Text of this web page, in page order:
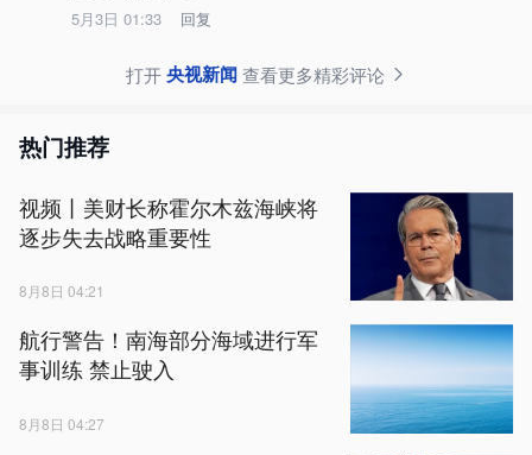
5月3日 01:33 回复
打开央视新闻查看更多精彩评论
热门推荐
视频丨美财长称霍尔木兹海峡将
逐步失去战略重要性
8月8日 04:21
航行警告！南海部分海域进行军
事训练 禁止驶入
8月8日 04:27